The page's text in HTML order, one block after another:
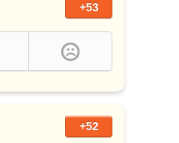
+53
+52